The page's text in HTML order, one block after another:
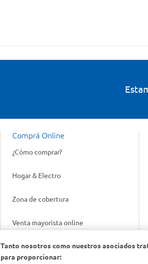
Comprá Online
¿Cómo comprar?
Hogar & Electro
Zona de cobertura
Venta mayorista online
Gift cards empresariales
Tanto nosotros como nuestros asociados
para proporcionar: